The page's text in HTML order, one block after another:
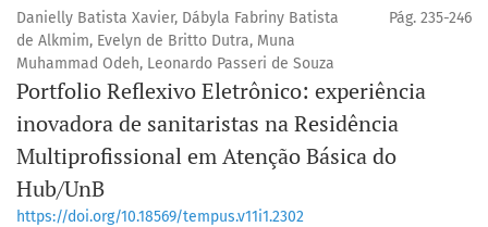
Danielly Batista Xavier, Dábyla Fabriny Batista
de Alkmim, Evelyn de Britto Dutra, Muna
Muhammad Odeh, Leonardo Passeri de Souza
Pág. 235-246
Portfolio Reflexivo Eletrônico: experiência
inovadora de sanitaristas na Residência
Multiprofissional em Atenção Básica do
Hub/UnB
https://doi.org/10.18569/tempus.v11i1.2302